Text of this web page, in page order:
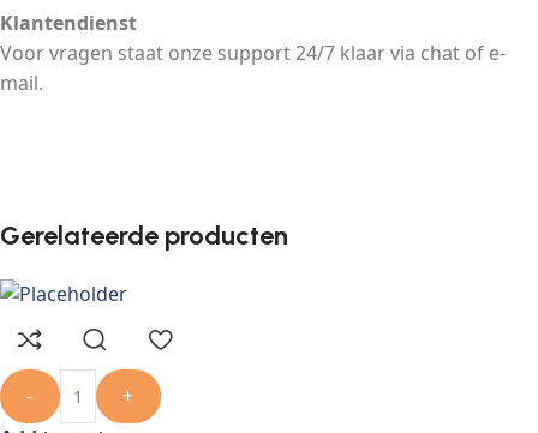
Klantendienst
Voor vragen staat onze support 24/7 klaar via chat of e-
mail.
Gerelateerde producten
-
+